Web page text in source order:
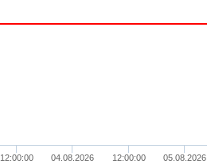
12:00:00
04.08.2026
12:00:00
05.08.2026